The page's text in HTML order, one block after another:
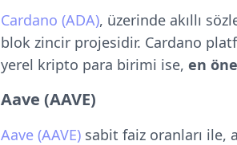
Cardano (ADA), üzerinde akıllı
blok zincir projesidir. Cardano
yerel kripto para birimi ise, en
Aave (AAVE)
Aave (AAVE) sabit faiz oranları ile,